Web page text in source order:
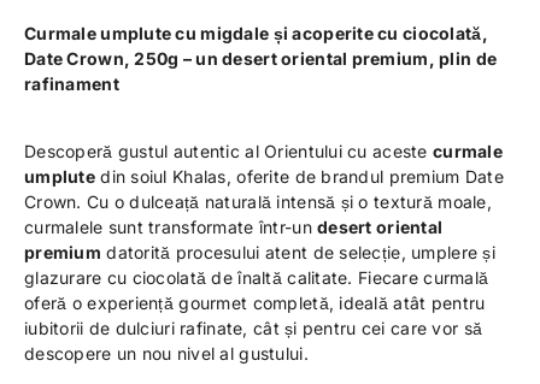
Curmale umplute cu migdale și acoperite cu ciocolată,
Date Crown, 250g – un desert oriental premium, plin de
rafinament
Descoperă gustul autentic al Orientului cu aceste curmale
umplutedin soiul Khalas, oferite de brandul premium Date
Crown. Cu o dulceață naturală intensă și o textură moale,
curmalele sunt transformate într-undesert oriental
premium datorită procesului atent de selecție, umplere și
glazurare cu ciocolată de înaltă calitate. Fiecare curmală
oferă o experiență gourmet completă, ideală atât pentru
iubitorii de dulciuri rafinate, cât și pentru cei care vor să
descopere un nou nivel al gustului.